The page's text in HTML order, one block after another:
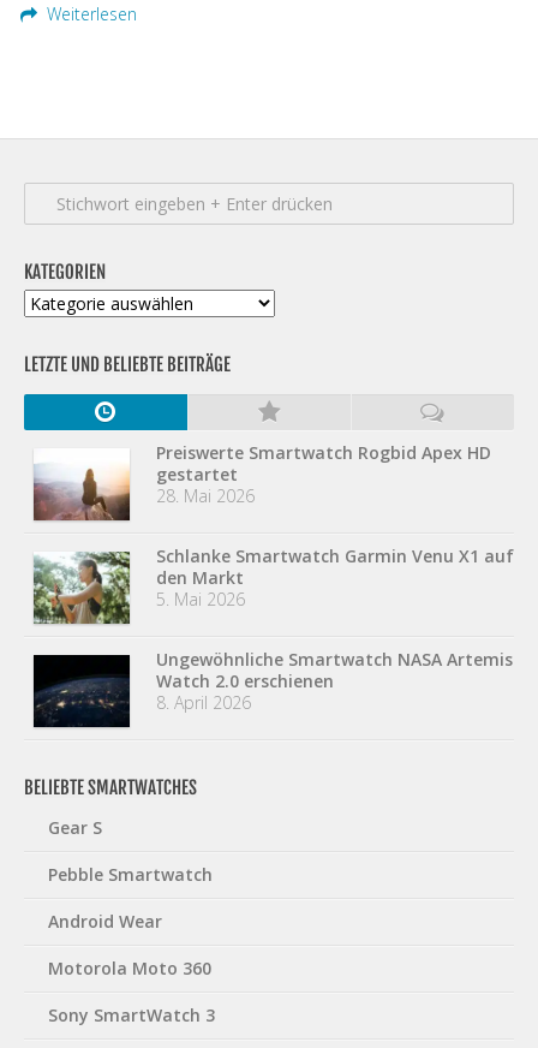
Weiterlesen
KATEGORIEN
Kategorien
LETZTE UND BELIEBTE BEITRÄGE
Preiswerte Smartwatch Rogbid Apex HD
gestartet
28. Mai 2026
Schlanke Smartwatch Garmin Venu X1 auf
den Markt
5. Mai 2026
Ungewöhnliche Smartwatch NASA Artemis
Watch 2.0 erschienen
8. April 2026
BELIEBTE SMARTWATCHES
Gear S
Pebble Smartwatch
Android Wear
Motorola Moto 360
Sony SmartWatch 3